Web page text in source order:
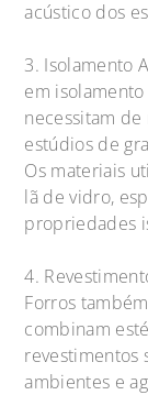
acústico dos
3. Isolamento
em
necessitam
estúdios de
Os materiais
lã de vidro,
propriedades
4.
Forros
combinam
revestimentos
ambientes e